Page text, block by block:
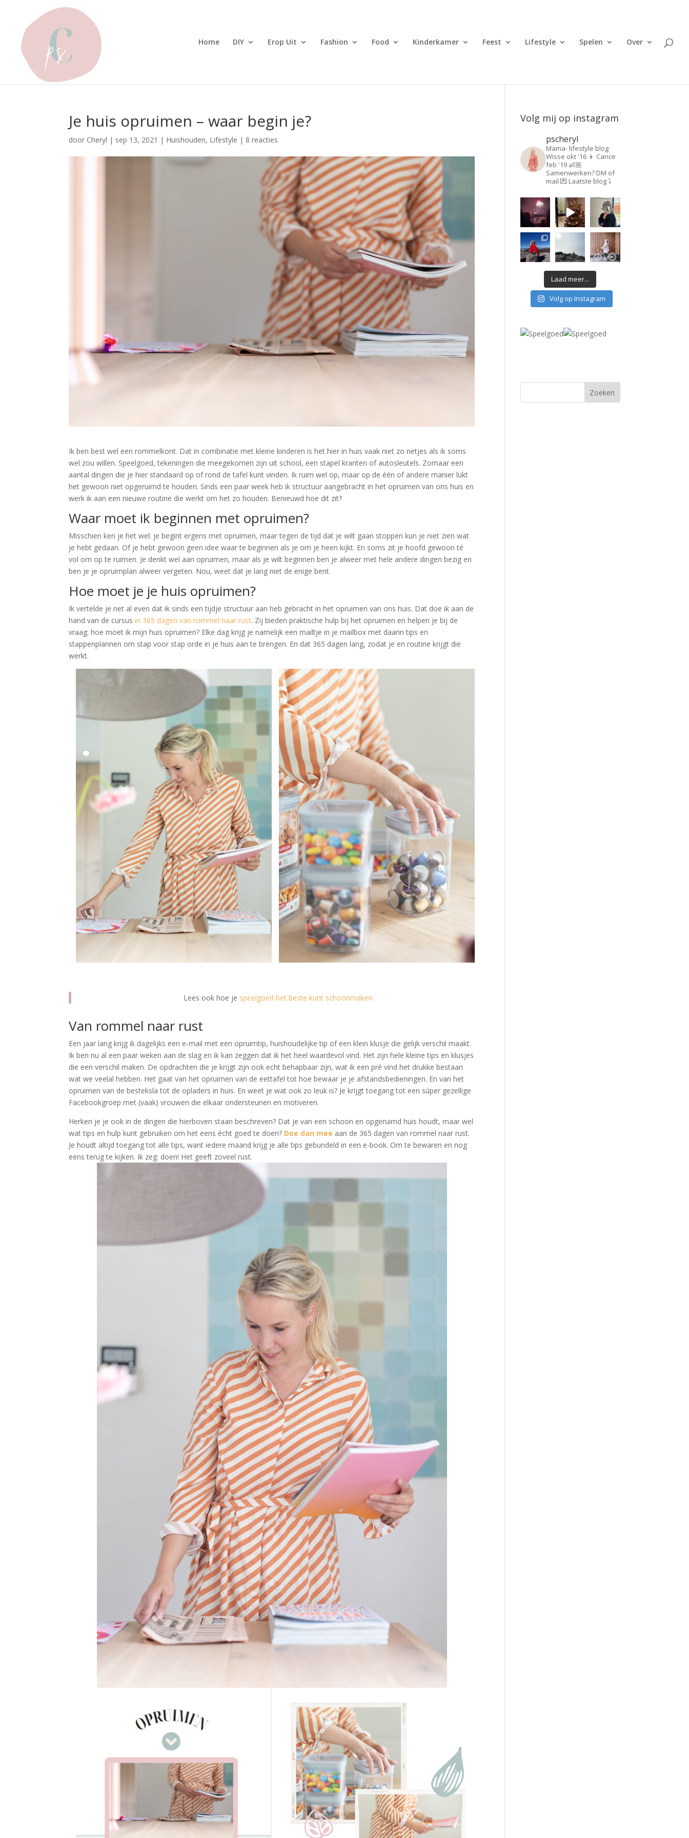
Home DIY Erop Uit Fashion Food Kinderkamer Feest Lifestyle Spelen Over
Je huis opruimen – waar begin je?
door Cheryl | sep 13, 2021 | Huishouden, Lifestyle | 8 reacties
Ik ben best wel een rommelkont. Dat in combinatie met kleine kinderen is het hier in huis vaak niet zo netjes als ik soms
wel zou willen. Speelgoed, tekeningen die meegekomen zijn uit school, een stapel kranten of autosleutels. Zomaar een
aantal dingen die je hier standaard op of rond de tafel kunt vinden. Ik ruim wel op, maar op de één of andere manier lukt
het gewoon niet opgeruimd te houden. Sinds een paar week heb ik structuur aangebracht in het opruimen van ons huis en
werk ik aan een nieuwe routine die werkt om het zo houden. Benieuwd hoe dit zit?
Waar moet ik beginnen met opruimen?
Misschien ken je het wel: je begint ergens met opruimen, maar tegen de tijd dat je wilt gaan stoppen kun je niet zien wat
je hebt gedaan. Of je hebt gewoon geen idee waar te beginnen als je om je heen kijkt. En soms zit je hoofd gewoon té
vol om op te ruimen. Je denkt wel aan opruimen, maar als je wilt beginnen ben je alweer met hele andere dingen bezig en
ben je je opruimplan alweer vergeten. Nou, weet dat je lang niet de enige bent.
Hoe moet je je huis opruimen?
Ik vertelde je net al even dat ik sinds een tijdje structuur aan heb gebracht in het opruimen van ons huis. Dat doe ik aan de
hand van de cursusin 365 dagen van rommel naar rust. Zij bieden praktische hulp bij het opruimen en helpen je bij de
vraag: hoe moet ik mijn huis opruimen? Elke dag krijg je namelijk een mailtje in je mailbox met daarin tips en
stappenplannen om stap voor stap orde in je huis aan te brengen. En dat 365 dagen lang, zodat je en routine krijgt die
werkt.
Lees ook hoe je speelgoed het beste kunt schoonmaken
Van rommel naar rust
Een jaar lang krijg ik dagelijks een e-mail met een opruimtip, huishoudelijke tip of een klein klusje die gelijk verschil maakt.
Ik ben nu al een paar weken aan de slag en ik kan zeggen dat ik het heel waardevol vind. Het zijn hele kleine tips en klusjes
die een verschil maken. De opdrachten die je krijgt zijn ook echt behapbaar zijn, wat ik een pré vind het drukke bestaan
wat we veelal hebben. Het gaat van het opruimen van de eettafel tot hoe bewaar je je afstandsbedieningen. En van het
opruimen van de besteksla tot de opladers in huis. En weet je wat ook zo leuk is? Je krijgt toegang tot een súper gezellige
Facebookgroep met (vaak) vrouwen die elkaar ondersteunen en motiveren.
Herken je je ook in de dingen die hierboven staan beschreven? Dat je van een schoon en opgeruimd huis houdt, maar wel
wat tips en hulp kunt gebruiken om het eens écht goed te doen? Doe dan mee aan de 365 dagen van rommel naar rust.
Je houdt altijd toegang tot alle tips, want iedere maand krijg je alle tips gebundeld in een e-book. Om te bewaren en nog
eens terug te kijken. Ik zeg: doen! Het geeft zoveel rust.
Volg mij op instagram
pscheryl
Mama- lifestyle blog
Wisse okt '16 👦 Carice
feb '19 👶🏼
Samenwerken? DM of
mail 💌 Laatste blog ⤵️
Laad meer...
Volg op Instagram